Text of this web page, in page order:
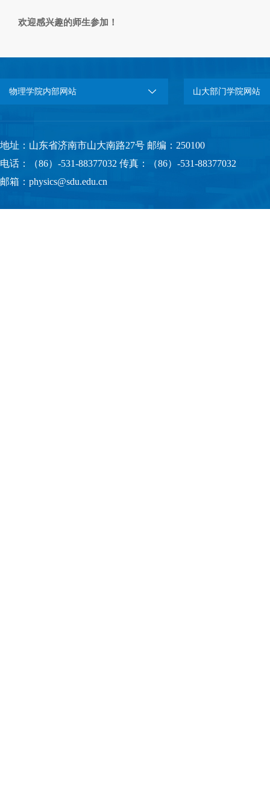
欢迎感兴趣的师生参加！
物理学院内部网站 山大部门学院网站
地址：山东省济南市山大南路27号 邮编：250100
电话：（86）-531-88377032 传真：（86）-531-88377032
邮箱：physics@sdu.edu.cn